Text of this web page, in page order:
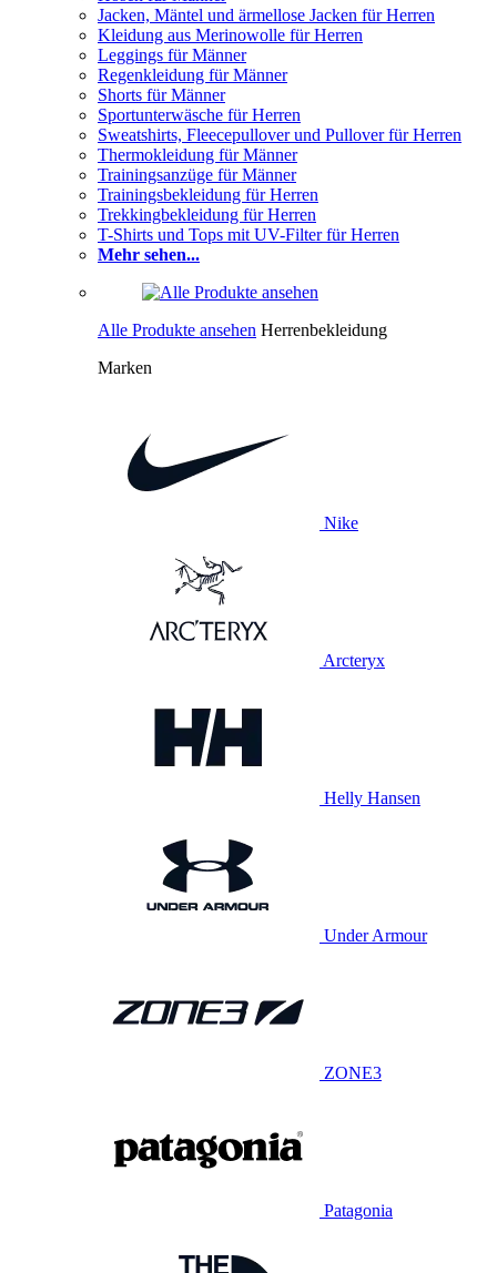
Jacken, Mäntel und ärmellose Jacken für Herren
Kleidung aus Merinowolle für Herren
Leggings für Männer
Regenkleidung für Männer
Shorts für Männer
Sportunterwäsche für Herren
Sweatshirts, Fleecepullover und Pullover für Herren
Thermokleidung für Männer
Trainingsanzüge für Männer
Trainingsbekleidung für Herren
Trekkingbekleidung für Herren
T-Shirts und Tops mit UV-Filter für Herren
Mehr sehen...
Alle Produkte ansehen Herrenbekleidung
Marken
Nike
Arcteryx
Helly Hansen
Under Armour
ZONE3
Patagonia